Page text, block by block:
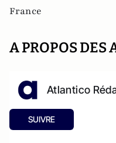
France
A PROPOS DES
Atlantico
SUIVRE